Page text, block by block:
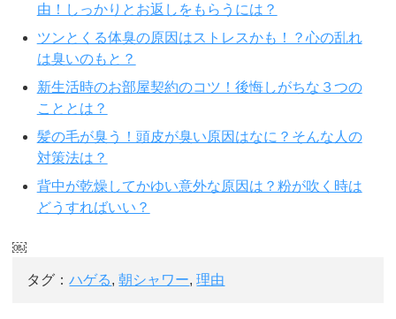
由！しっかりとお返しをもらうには？
ツンとくる体臭の原因はストレスかも！？心の乱れ
は臭いのもと？
新生活時のお部屋契約のコツ！後悔しがちな３つの
こととは？
髪の毛が臭う！頭皮が臭い原因はなに？そんな人の
対策法は？
背中が乾燥してかゆい意外な原因は？粉が吹く時は
どうすればいい？
￼
タグ：ハゲる,朝シャワー,理由